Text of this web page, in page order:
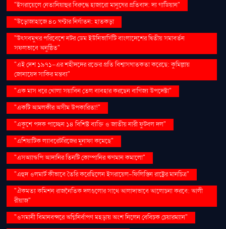
"ইসরায়েলে নেতানিয়াহুর বিরুদ্ধে হাজারো মানুষের প্রতিবাদ: দ্য গার্ডিয়ান"
"উড়োজাহাজে ৪০ ঘণ্টার নির্যাতন: হাতকড়া
"উৎসবমুখর পরিবেশে নটর ডেম ইউনিভার্সিটি বাংলাদেশের দ্বিতীয় সমাবর্তন
সফলভাবে অনুষ্ঠিত"
"এই দেশ ১৯৭১-এর শহীদদের রক্তের প্রতি বিশ্বাসঘাতকতা করেছে: কুমিল্লায়
জোনায়েদ সাকির মন্তব্য"
"এক মাস ধরে খোলা সয়াবিন তেল ব্যবহার করছেন বাণিজ্য উপদেষ্টা"
"একটি আমলকীর অসীম উপকারিতা!"
"একুশে পদক পাচ্ছেন ১৪ বিশিষ্ট ব্যক্তি ও জাতীয় নারী ফুটবল দল"
"এশিয়াটিক ল্যাবরেটরিজের মুনাফা কমেছে"
"এসঅ্যান্ডপি আদানির তিনটি কোম্পানির ঋণমান কমালো"
"এহুদ ওলমার্ট কীভাবে তৈরি করেছিলেন ইসরায়েল-ফিলিস্তিন রাষ্ট্রের মানচিত্র"
"ঐকমত্য কমিশন রাজনৈতিক দলগুলোর সাথে আলাদাভাবে আলোচনা করবে: আলী
রীয়াজ"
"ওসমানী বিমানবন্দরে অগ্নিনির্বাপণ মহড়ায় অংশ নিলেন বেবিচক চেয়ারম্যান"